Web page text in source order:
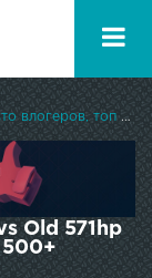
TOPAUTOTUBE.RU - ТОП Авто Блогеров, топ авто влогеров, топ авто ютуберов
Old 571hp
500+